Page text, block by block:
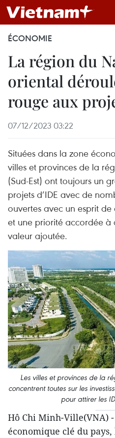
ÉCONOMIE
La région du
oriental
rouge aux
07/12/2023 03:22
Situées dans la zone
villes et provinces de la
(Sud-Est) ont toujours un
projets d’IDE avec de
ouvertes avec un esprit
et une priorité accordée à
valeur ajoutée.
Les villes et provinces de la
concentrent toutes sur les
pour attirer les
Hô Chi Minh-Ville(VNA)
économique clé du